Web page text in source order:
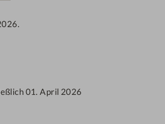
01. April 2026